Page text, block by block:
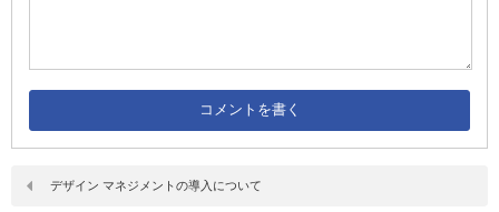
デザイン マネジメントの導入について